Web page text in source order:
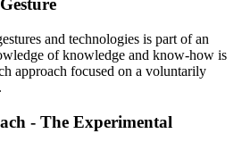
and technologies is part of an
of knowledge and know-how is
approach focused on a voluntarily
- The Experimental